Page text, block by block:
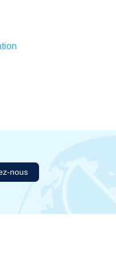
nous